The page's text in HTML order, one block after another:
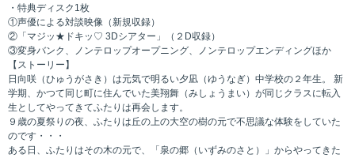
・特典ディスク1枚
①声優による対談映像（新規収録）
②「マジッ★ドキッ♡ 3Dシアター」（２D収録）
③変身バンク、ノンテロップオープニング、ノンテロップエンディングほか
【ストーリー】
日向咲（ひゅうがさき）は元気で明るい夕凪（ゆうなぎ）中学校の２年生。 新
学期、かつて同じ町に住んでいた美翔舞（みしょうまい）が同じクラスに転入
生としてやってきてふたりは再会します。
９歳の夏祭りの夜、ふたりは丘の上の大空の樹の元で不思議な体験をしていた
のです・・・
ある日、ふたりはその木の元で、「泉の郷（いずみのさと）」からやってきた